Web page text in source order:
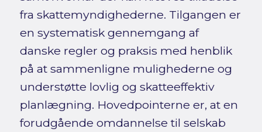
fra skattemyndighederne. Tilgangen er
en systematisk gennemgang af
danske regler og praksis med henblik
på at sammenligne mulighederne og
understøtte lovlig og skatteeffektiv
planlægning. Hovedpointerne er, at en
forudgående omdannelse til selskab